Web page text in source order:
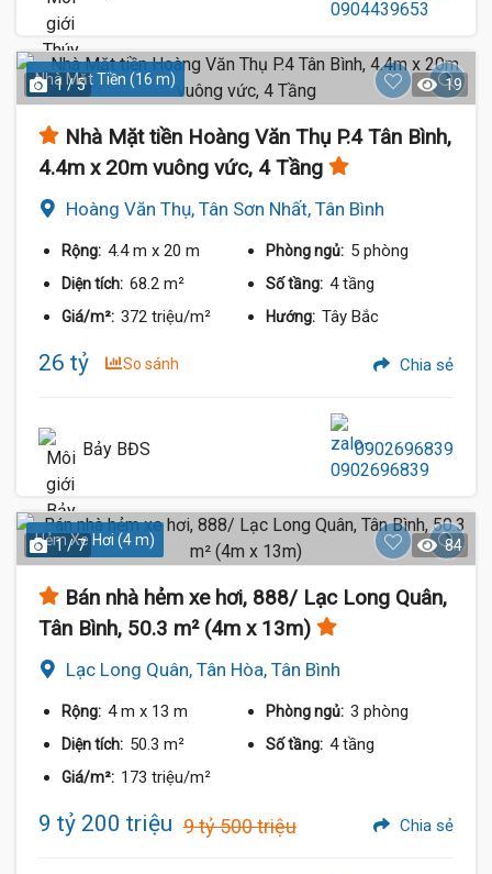
Nhà Mặt Tiền (16 m)
1 / 5 19
Nhà Mặt tiền Hoàng Văn Thụ P.4 Tân Bình,
4.4m x 20m vuông vức, 4 Tầng
Hoàng Văn Thụ, Tân Sơn Nhất, Tân Bình
Rộng: 4.4 m x 20 m Phòng ngủ: 5 phòng
Diện tích: 68.2 m² Số tầng: 4 tầng
Giá/m²: 372 triệu/m² Hướng: Tây Bắc
26 tỷ So sánh Chia sẻ
Bảy BĐS 0902696839
Hẻm Xe Hơi (4 m)
1 / 7 84
Bán nhà hẻm xe hơi, 888/ Lạc Long Quân,
Tân Bình, 50.3 m² (4m x 13m)
Lạc Long Quân, Tân Hòa, Tân Bình
Rộng: 4 m x 13 m Phòng ngủ: 3 phòng
Diện tích: 50.3 m² Số tầng: 4 tầng
Giá/m²: 173 triệu/m²
9 tỷ 200 triệu 9 tỷ 500 triệu Chia sẻ